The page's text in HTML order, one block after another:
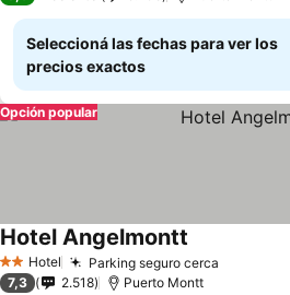
Seleccioná las fechas para ver los
precios exactos
Opción popular
2 Estrellas
Hotel Parking seguro cerca
Hotel Angelmontt
7,3 2.518 Puerto Montt